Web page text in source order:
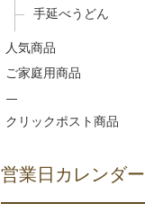
手延べうどん
人気商品
ご家庭用商品
—
クリックポスト商品
営業日カレンダー